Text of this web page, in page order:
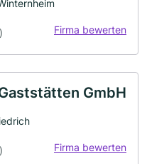
Firma bewerten
GmbH
Firma bewerten